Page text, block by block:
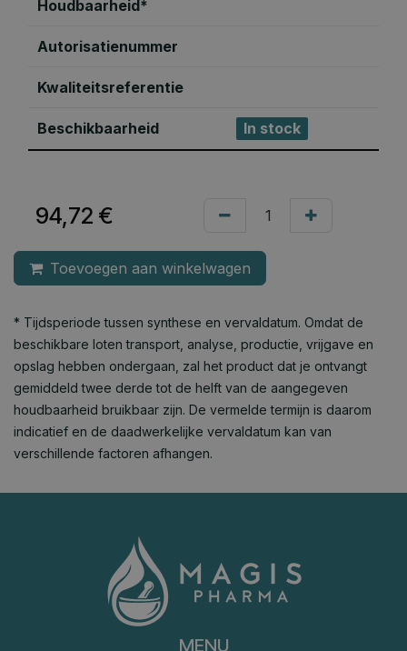
Houdbaarheid*
Autorisatienummer
Kwaliteitsreferentie
Beschikbaarheid In stock
94,72 €
Toevoegen aan winkelwagen
* Tijdsperiode tussen synthese en vervaldatum. Omdat de
beschikbare loten transport, analyse, productie, vrijgave en
opslag hebben ondergaan, zal het product dat je ontvangt
gemiddeld twee derde tot de helft van de aangegeven
houdbaarheid bruikbaar zijn. De vermelde termijn is daarom
indicatief en de daadwerkelijke vervaldatum kan van
verschillende factoren afhangen.
MENU